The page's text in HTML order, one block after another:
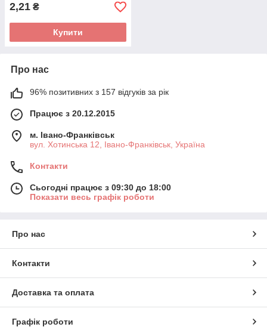
2,21 ₴
Купити
Про нас
96% позитивних з 157 відгуків за рік
Працює з 20.12.2015
м. Івано-Франківськ
вул. Хотинська 12, Івано-Франківськ, Україна
Контакти
Сьогодні працює з 09:30 до 18:00
Показати весь графік роботи
Про нас
Контакти
Доставка та оплата
Графік роботи